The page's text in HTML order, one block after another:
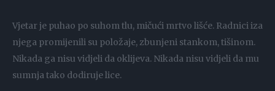
Vjetar je puhao po suhom tlu, mičući mrtvo lišće. Radnici iza
njega promijenili su položaje, zbunjeni stankom, tišinom.
Nikada ga nisu vidjeli da oklijeva. Nikada nisu vidjeli da mu
sumnja tako dodiruje lice.